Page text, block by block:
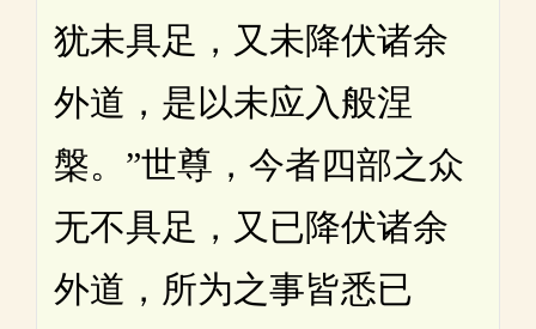
犹未具足，又未降伏诸余
外道，是以未应入般涅
槃。”世尊，今者四部之众
无不具足，又已降伏诸余
外道，所为之事皆悉已